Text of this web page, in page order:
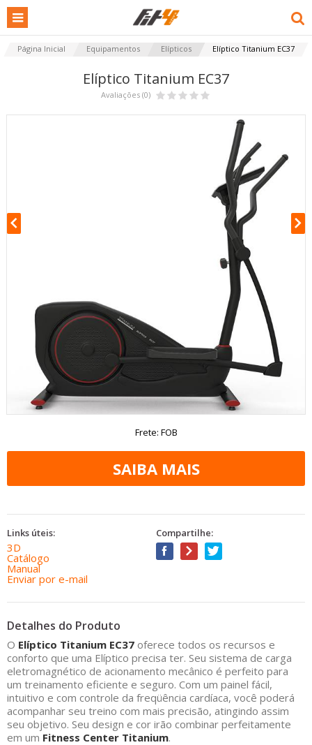
Página Inicial Equipamentos Elípticos Elíptico Titanium EC37
Elíptico Titanium EC37
Avaliações (0)
Frete: FOB
Links úteis:
3D
Catálogo
Manual
Enviar por e-mail
Compartilhe:
Detalhes do Produto
O Elíptico Titanium EC37 oferece todos os recursos e
conforto que uma Elíptico precisa ter. Seu sistema de carga
eletromagnético de acionamento mecânico é perfeito para
um treinamento eficiente e seguro. Com um painel fácil,
intuitivo e com controle da freqüência cardíaca, você poderá
acompanhar seu treino com mais precisão, atingindo assim
seu objetivo. Seu design e cor irão combinar perfeitamente
em um Fitness Center Titanium.